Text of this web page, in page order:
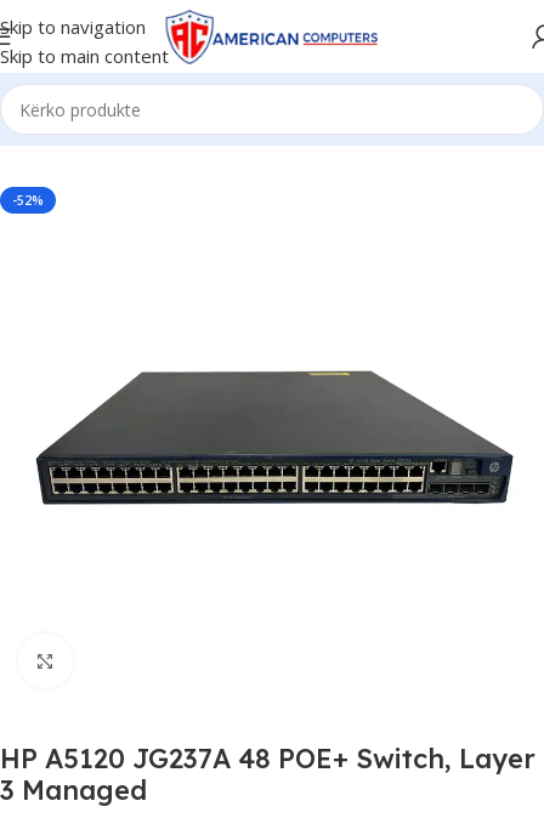
Skip to navigation
Skip to main content
Kreu/Network/Switch
-52%
HP A5120 JG237A 48 POE+ Switch, Layer
3 Managed